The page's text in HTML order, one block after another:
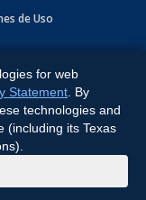
de Uso
Software
for web
Statement . By
technologies and
(including its Texas